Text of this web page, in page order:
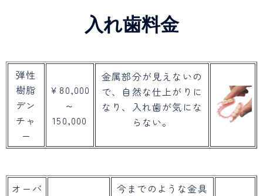
入れ歯料金
弾性
樹脂
デン
チャ
ー
￥80,000
～
150,000
金属部分が見えないの
で、自然な仕上がりに
なり、入れ歯が気にな
らない。
オーバ
今までのような金具